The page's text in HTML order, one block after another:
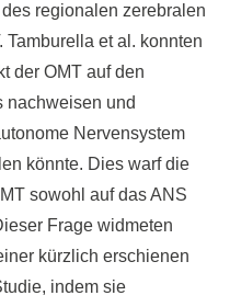
regionalen zerebralen
Tamburella et al. konnten
der OMT auf den
nachweisen und
Nervensystem
könnte. Dies warf die
sowohl auf das ANS
Frage widmeten
kürzlich erschienen
indem sie